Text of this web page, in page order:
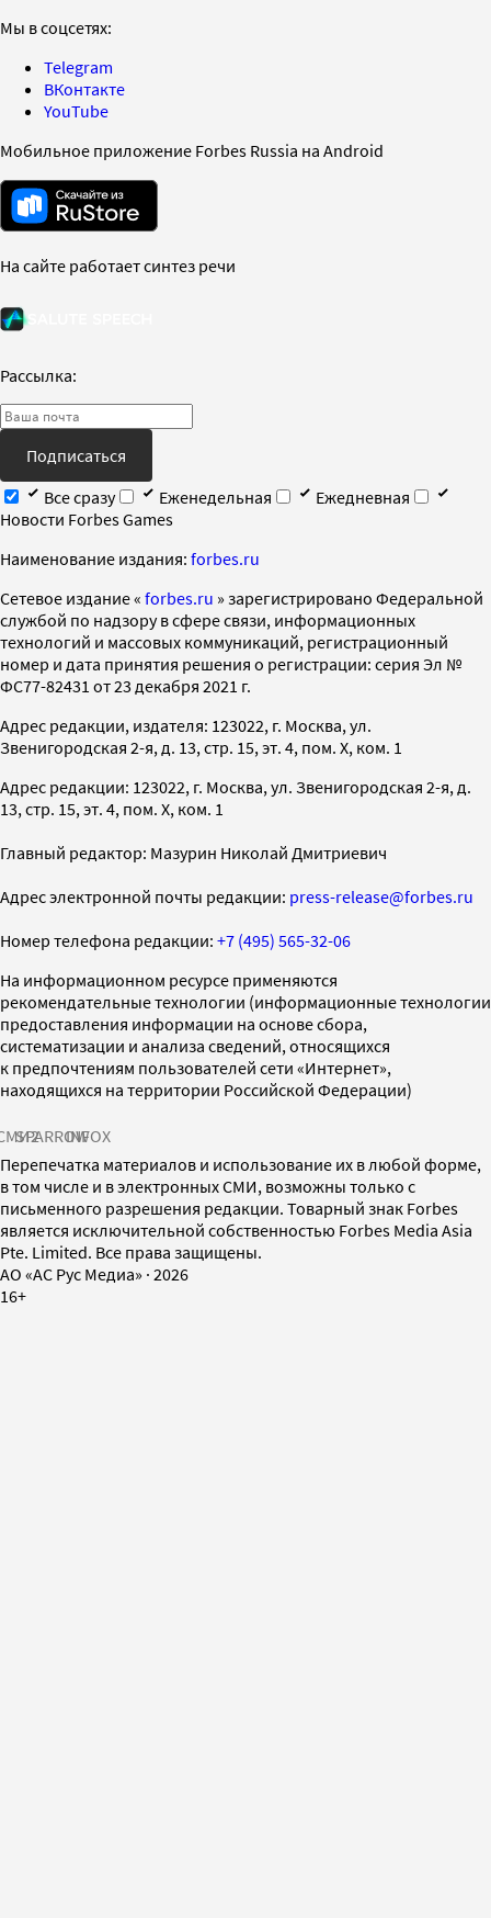
Мы в соцсетях:
Telegram
ВКонтакте
YouTube
Мобильное приложение Forbes Russia на Android
На сайте работает синтез речи
Рассылка:
Подписаться
Все сразу
Еженедельная
Ежедневная
Новости Forbes Games
Наименование издания: forbes.ru
Cетевое издание « forbes.ru » зарегистрировано Федеральной
службой по надзору в сфере связи, информационных
технологий и массовых коммуникаций, регистрационный
номер и дата принятия решения о регистрации: серия Эл №
ФС77-82431 от 23 декабря 2021 г.
Адрес редакции, издателя: 123022, г. Москва, ул.
Звенигородская 2-я, д. 13, стр. 15, эт. 4, пом. X, ком. 1
Адрес редакции: 123022, г. Москва, ул. Звенигородская 2-я, д.
13, стр. 15, эт. 4, пом. X, ком. 1
Главный редактор: Мазурин Николай Дмитриевич
Адрес электронной почты редакции: press-release@forbes.ru
Номер телефона редакции: +7 (495) 565-32-06
На информационном ресурсе применяются
рекомендательные технологии (информационные технологии
предоставления информации на основе сбора,
систематизации и анализа сведений, относящихся
к предпочтениям пользователей сети «Интернет»,
находящихся на территории Российской Федерации)
SPARROWINFOX
Перепечатка материалов и использование их в любой форме,
в том числе и в электронных СМИ, возможны только с
письменного разрешения редакции. Товарный знак Forbes
является исключительной собственностью Forbes Media Asia
Pte. Limited. Все права защищены.
AO «АС Рус Медиа» · 2026
16+